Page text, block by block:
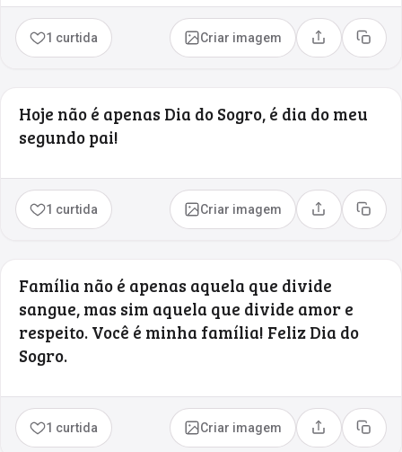
1 curtida Criar imagem Compartilhar
Copiar
Hoje não é apenas Dia do Sogro, é dia do meu
segundo pai!
1 curtida Criar imagem Compartilhar
Copiar
Família não é apenas aquela que divide
sangue, mas sim aquela que divide amor e
respeito. Você é minha família! Feliz Dia do
Sogro.
1 curtida Criar imagem Compartilhar
Copiar